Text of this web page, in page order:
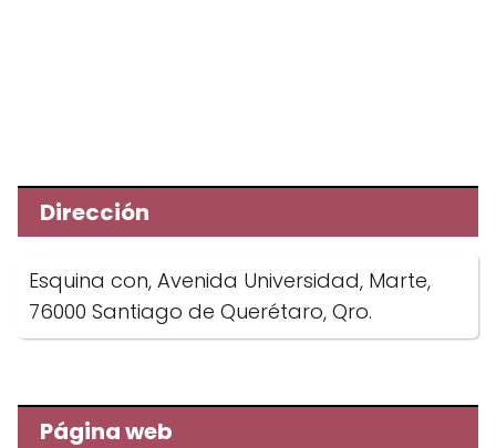
Dirección
Esquina con, Avenida Universidad, Marte,
76000 Santiago de Querétaro, Qro.
Página web